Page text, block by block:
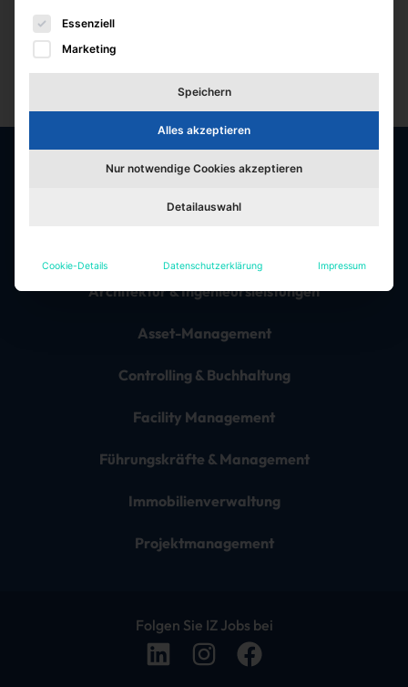
Jobfelder
Architektur & Ingenieursleistungen
Asset-Management
Controlling & Buchhaltung
Facility Management
Führungskräfte & Management
Immobilienverwaltung
Projektmanagement
Folgen Sie IZ Jobs bei
Es folgt eine Liste der Service-Gruppen, für die eine
Essenziell
Marketing
Speichern
Alles akzeptieren
Nur notwendige Cookies akzeptieren
Detailauswahl
Cookie-Details Datenschutzerklärung Impressum